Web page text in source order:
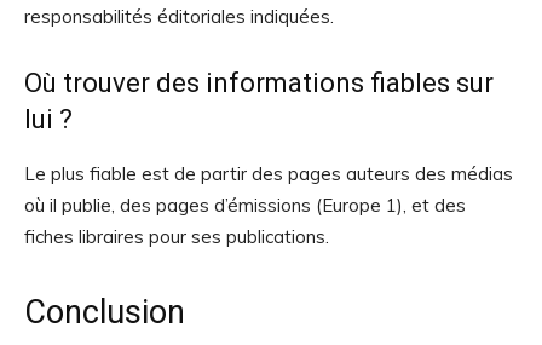
responsabilités éditoriales indiquées.
Où trouver des informations fiables sur
lui ?
Le plus fiable est de partir des pages auteurs des médias
où il publie, des pages d’émissions (Europe 1), et des
fiches libraires pour ses publications.
Conclusion